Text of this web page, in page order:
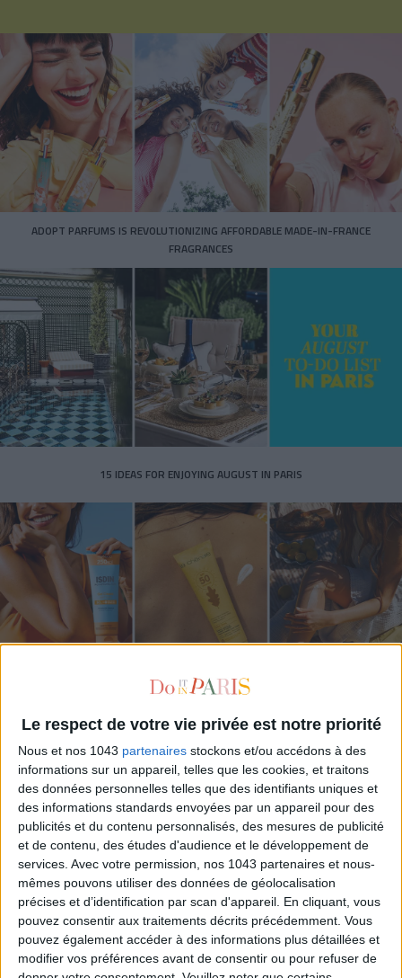
Le respect de votre vie privée est notre priorité
Nous et nos 1043 partenaires stockons et/ou accédons à des
informations sur un appareil, telles que les cookies, et traitons
des données personnelles telles que des identifiants uniques et
des informations standards envoyées par un appareil pour des
publicités et du contenu personnalisés, des mesures de publicité
et de contenu, des études d'audience et le développement de
services. Avec votre permission, nos 1043 partenaires et nous-
mêmes pouvons utiliser des données de géolocalisation
précises et d’identification par scan d'appareil. En cliquant, vous
pouvez consentir aux traitements décrits précédemment. Vous
pouvez également accéder à des informations plus détaillées et
modifier vos préférences avant de consentir ou pour refuser de
ADOPT PARFUMS IS REVOLUTIONIZING AFFORDABLE MADE-IN-FRANCE
FRAGRANCES
15 IDEAS FOR ENJOYING AUGUST IN PARIS
THE BEST HOTELS FOR A SPA AND GASTRONOMY WEEKEND